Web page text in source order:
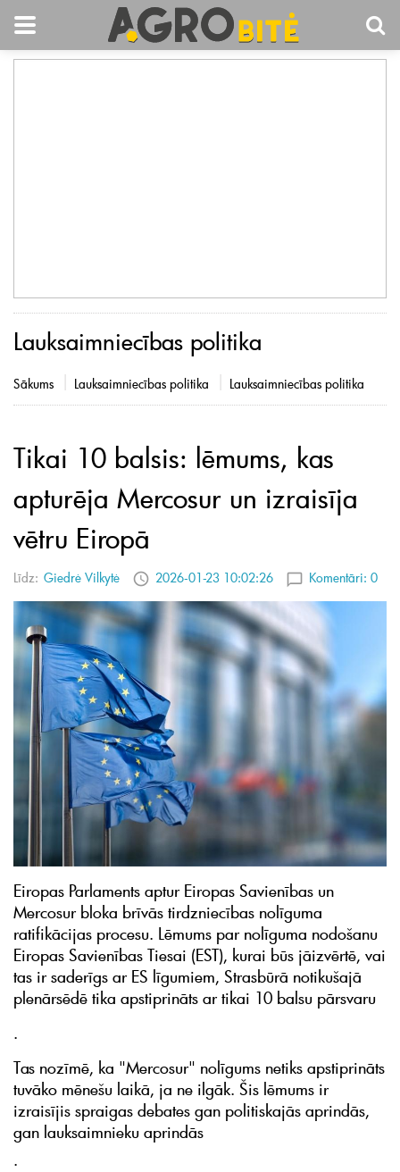
Lauksaimniecības politika
Sākums Lauksaimniecības politika Lauksaimniecības politika
Tikai 10 balsis: lēmums, kas
apturēja Mercosur un izraisīja
vētru Eiropā
Līdz: Giedrė Vilkytė 2026-01-23 10:02:26 Komentāri: 0
Eiropas Parlaments aptur Eiropas Savienības un
Mercosur bloka brīvās tirdzniecības nolīguma
ratifikācijas procesu. Lēmums par nolīguma nodošanu
Eiropas Savienības Tiesai (EST), kurai būs jāizvērtē, vai
tas ir saderīgs ar ES līgumiem, Strasbūrā notikušajā
plenārsēdē tika apstiprināts ar tikai 10 balsu pārsvaru
.
Tas nozīmē, ka "Mercosur" nolīgums netiks apstiprināts
tuvāko mēnešu laikā, ja ne ilgāk. Šis lēmums ir
izraisījis spraigas debates gan politiskajās aprindās,
gan lauksaimnieku aprindās
.